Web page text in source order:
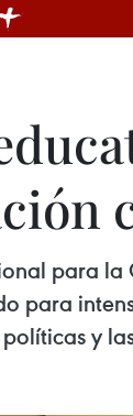
para la
para
y